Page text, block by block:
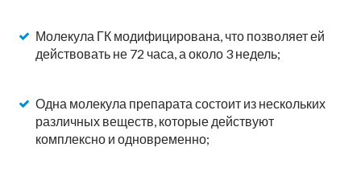
Молекула ГК модифицирована, что позволяет ей
действовать не 72 часа, а около 3 недель;
Одна молекула препарата состоит из нескольких
различных веществ, которые действуют
комплексно и одновременно;